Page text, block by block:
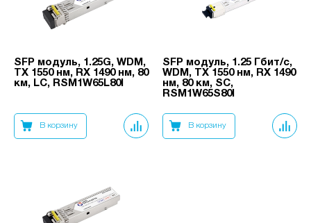
SFP модуль, 1.25G, WDM,
TX 1550 нм, RX 1490 нм, 80
км, LC, RSM1W65L80I
В корзину
SFP модуль, 1.25 Гбит/с,
WDM, TX 1550 нм, RX 1490
нм, 80 км, SC,
RSM1W65S80I
В корзину